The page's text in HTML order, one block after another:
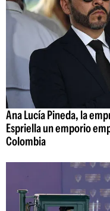
Ana Lucía Pineda, la
Espriella un emporio
Colombia